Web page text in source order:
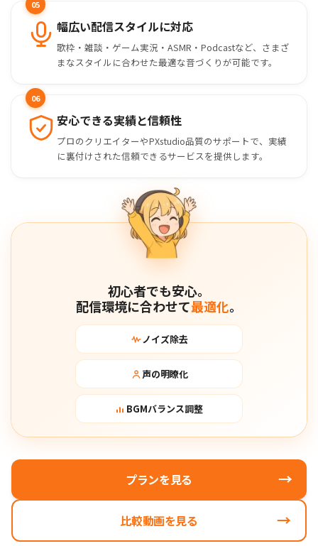
05
幅広い配信スタイルに対応
歌枠・雑談・ゲーム実況・ASMR・Podcastなど、さまざ
まなスタイルに合わせた最適な音づくりが可能です。
06
安心できる実績と信頼性
プロのクリエイターやPXstudio品質のサポートで、実績
に裏付けされた信頼できるサービスを提供します。
初心者でも安心。
配信環境に合わせて最適化。
ノイズ除去
声の明瞭化
BGMバランス調整
プランを見る →
比較動画を見る →